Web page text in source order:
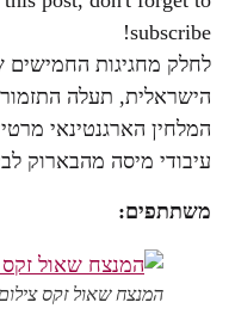
subscribe!
לחלק מחגיגות
הישראלית, תעלה
המלחין הארגנטינאי
עיבודי מיסה מהבארוק
משתתפים:
המנצח שאול זקס